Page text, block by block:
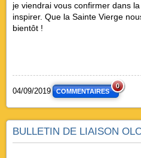
je viendrai vous confirmer dans
inspirer. Que la Sainte Vierge
bientôt !
04/09/2019 COMMENTAIRES
0
BULLETIN DE LIAISON